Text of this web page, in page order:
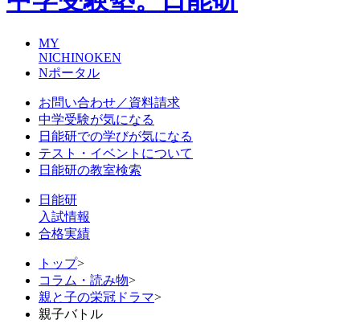
MY
NICHINOKEN
Nポータル
お問い合わせ／資料請求
中学受験が気になる
日能研での学びが気になる
テスト・イベントについて
日能研の教室検索
日能研
入試情報
合格実績
トップ>
コラム・読み物>
親と子の栄冠ドラマ>
親子バトル